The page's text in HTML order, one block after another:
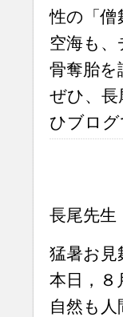
性の「僧
空海も
骨奪胎を
ぜひ、
ひブログ
長尾先生
猛暑お見
本日，８
自然も